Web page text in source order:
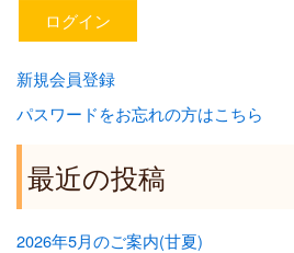
新規会員登録
パスワードをお忘れの方はこちら
最近の投稿
2026年5月のご案内(甘夏)